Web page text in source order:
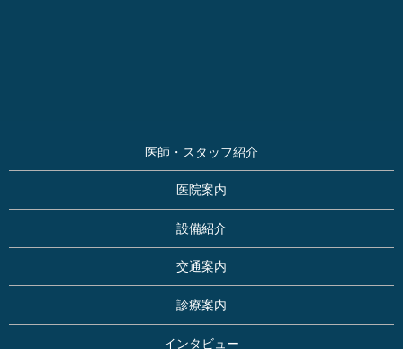
医師・スタッフ紹介
医院案内
設備紹介
交通案内
診療案内
インタビュー